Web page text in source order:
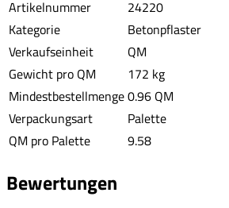
Artikelnummer
24220
Kategorie
Betonpflaster
Verkaufseinheit
QM
Gewicht pro QM
172 kg
Mindestbestellmenge0.96 QM
Verpackungsart
Palette
QM pro Palette
9.58
Bewertungen